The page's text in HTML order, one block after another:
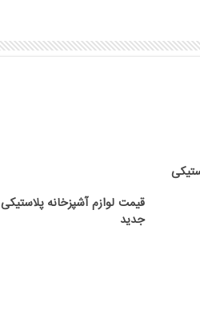
قیمت لوازم آشپزخانه پلاستیکی
جدید